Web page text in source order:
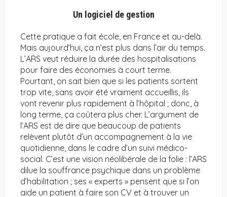
Un logiciel de gestion
Cette pratique a fait école, en France et au-delà.
Mais aujourd’hui, ça n’est plus dans l’air du temps.
L’ARS veut réduire la durée des hospitalisations
pour faire des économies à court terme.
Pourtant, on sait bien que si les patients sortent
trop vite, sans avoir été vraiment accueillis, ils
vont revenir plus rapidement à l’hôpital ; donc, à
long terme, ça coûtera plus cher. L’argument de
l’ARS est de dire que beaucoup de patients
relèvent plutôt d’un accompagnement à la vie
quotidienne, dans le cadre d’un suivi médico-
social. C’est une vision néolibérale de la folie : l’ARS
dilue la souffrance psychique dans un problème
d’habilitation ; ses « experts » pensent que si l’on
aide un patient à faire son CV et à trouver un